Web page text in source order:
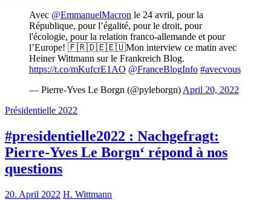
Avec @EmmanuelMacron le 24 avril, pour la
République, pour l’égalité, pour le droit, pour
l'écologie, pour la relation franco-allemande et pour
l’Europe! 🇫🇷🇩🇪🇪🇺Mon interview ce matin avec
Heiner Wittmann sur le Frankreich Blog.
https://t.co/mKufcrE1AO @FranceBlogInfo #avecvous
— Pierre-Yves Le Borgn (@pyleborgn) April 20, 2022
Présidentielle 2022
#presidentielle2022 : Nachgefragt:
Pierre-Yves Le Borgn‘ répond à nos
questions
20. April 2022 H. Wittmann